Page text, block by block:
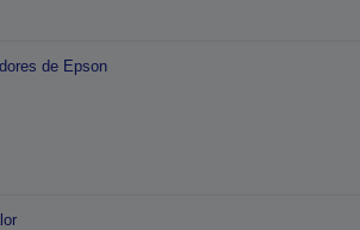
de Epson